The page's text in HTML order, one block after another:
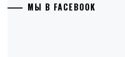
МЫ В FACEBOOK